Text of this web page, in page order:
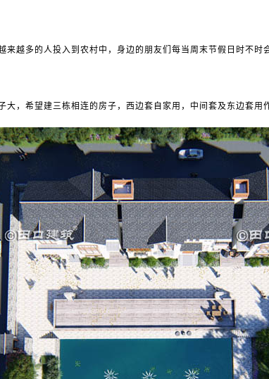
来越多的人投入到农村中，身边的朋友们每当周末节假日时不
，希望建三栋相连的房子，西边套自家用，中间套及东边套用